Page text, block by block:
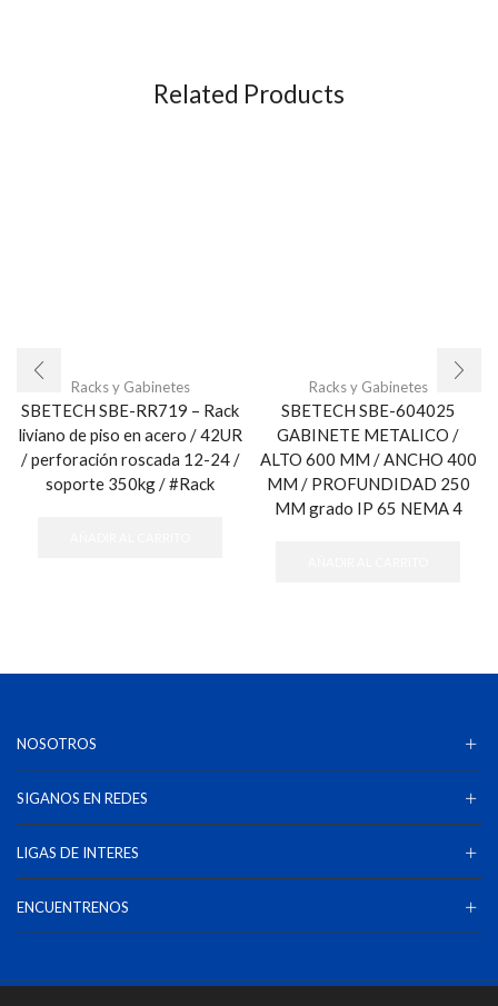
Related Products
Racks y Gabinetes
SBETECH SBE-RR719 – Rack
liviano de piso en acero / 42UR
/ perforación roscada 12-24 /
soporte 350kg / #Rack
Racks y Gabinetes
SBETECH SBE-604025
GABINETE METALICO /
ALTO 600 MM / ANCHO 400
MM / PROFUNDIDAD 250
MM grado IP 65 NEMA 4
NOSOTROS
SIGANOS EN REDES
LIGAS DE INTERES
ENCUENTRENOS